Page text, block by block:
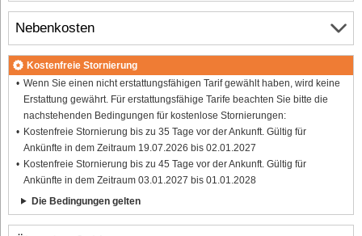
Nebenkosten
Kostenfreie Stornierung
Wenn Sie einen nicht erstattungsfähigen Tarif gewählt haben, wird keine
Erstattung gewährt. Für erstattungsfähige Tarife beachten Sie bitte die
nachstehenden Bedingungen für kostenlose Stornierungen:
Kostenfreie Stornierung bis zu 35 Tage vor der Ankunft. Gültig für
Ankünfte in dem Zeitraum 19.07.2026 bis 02.01.2027
Kostenfreie Stornierung bis zu 45 Tage vor der Ankunft. Gültig für
Ankünfte in dem Zeitraum 03.01.2027 bis 01.01.2028
Die Bedingungen gelten